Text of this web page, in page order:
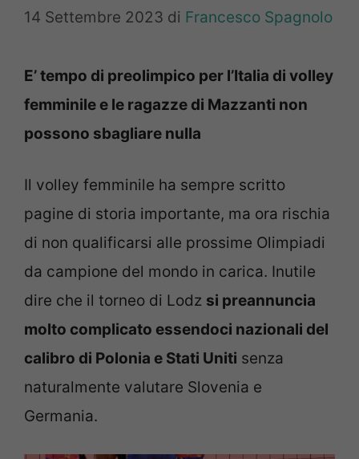
14 Settembre 2023 di Francesco Spagnolo
E’ tempo di preolimpico per l’Italia di volley
femminile e le ragazze di Mazzanti non
possono sbagliare nulla
Il volley femminile ha sempre scritto
pagine di storia importante, ma ora rischia
di non qualificarsi alle prossime Olimpiadi
da campione del mondo in carica. Inutile
dire che il torneo di Lodz si preannuncia
molto complicato essendoci nazionali del
calibro di Polonia e Stati Uniti senza
naturalmente valutare Slovenia e
Germania.